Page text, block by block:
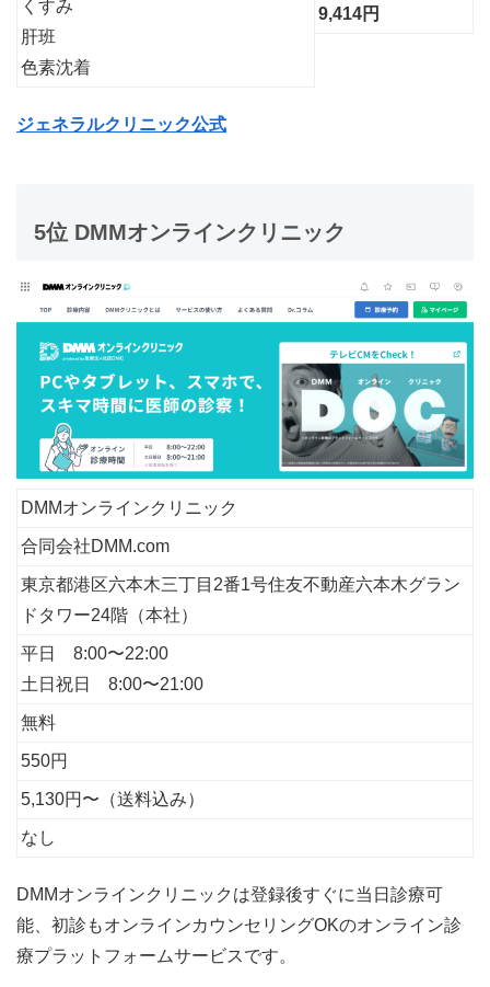
くすみ
肝班
色素沈着
9,414円
ジェネラルクリニック公式
5位 DMMオンラインクリニック
DMMオンラインクリニック
合同会社DMM.com
東京都港区六本木三丁目2番1号住友不動産六本木グラン
ドタワー24階（本社）
平日 8:00〜22:00
土日祝日 8:00〜21:00
無料
550円
5,130円〜（送料込み）
なし
DMMオンラインクリニックは登録後すぐに当日診療可
能、初診もオンラインカウンセリングOKのオンライン診
療プラットフォームサービスです。